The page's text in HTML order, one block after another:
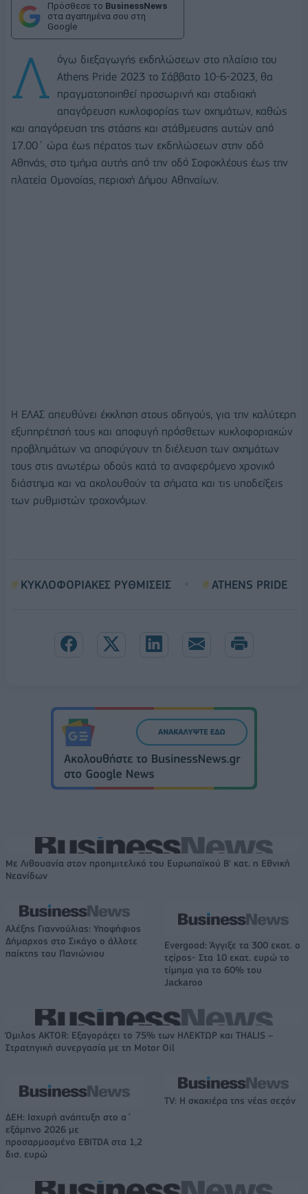
Πρόσθεσε το BusinessNews
στα αγαπημένα σου στη
Google
Λ
όγω διεξαγωγής εκδηλώσεων στο πλαίσιο του
Athens Pride 2023 το Σάββατο 10-6-2023, θα
πραγματοποιηθεί προσωρινή και σταδιακή
απαγόρευση κυκλοφορίας των οχημάτων, καθώς
και απαγόρευση της στάσης και στάθμευσης αυτών από
17.00΄ ώρα έως πέρατος των εκδηλώσεων στην οδό
Αθηνάς, στο τμήμα αυτής από την οδό Σοφοκλέους έως την
πλατεία Ομονοίας, περιοχή Δήμου Αθηναίων.
Η ΕΛΑΣ απευθύνει έκκληση στους οδηγούς, για την καλύτερη
εξυπηρέτησή τους και αποφυγή πρόσθετων κυκλοφοριακών
προβλημάτων να αποφύγουν τη διέλευση των οχημάτων
τους στις ανωτέρω οδούς κατά το αναφερόμενο χρονικό
διάστημα και να ακολουθούν τα σήματα και τις υποδείξεις
των ρυθμιστών τροχονόμων.
ΚΥΚΛΟΦΟΡΙΑΚΕΣ ΡΥΘΜΙΣΕΙΣ ATHENS PRIDE
Με Λιθουανία στον προημιτελικό του Ευρωπαϊκού Β' κατ. η Εθνική
Νεανίδων
Αλέξης Γιαννούλιας: Υποψήφιος
Δήμαρχος στο Σικάγο ο άλλοτε
παίκτης του Πανιώνιου
Evergood: Άγγιξε τα 300 εκατ. ο
τζίρος- Στα 10 εκατ. ευρώ το
τίμημα για το 60% του
Jackaroo
Όμιλος AKTOR: Εξαγοράζει το 75% των ΗΛΕΚΤΩΡ και THALIS –
Στρατηγική συνεργασία με τη Motor Oil
ΔΕΗ: Ισχυρή ανάπτυξη στο α΄
εξάμηνο 2026 με
προσαρμοσμένο EBITDA στα 1,2
δισ. ευρώ
TV: Η σκακιέρα της νέας σεζόν